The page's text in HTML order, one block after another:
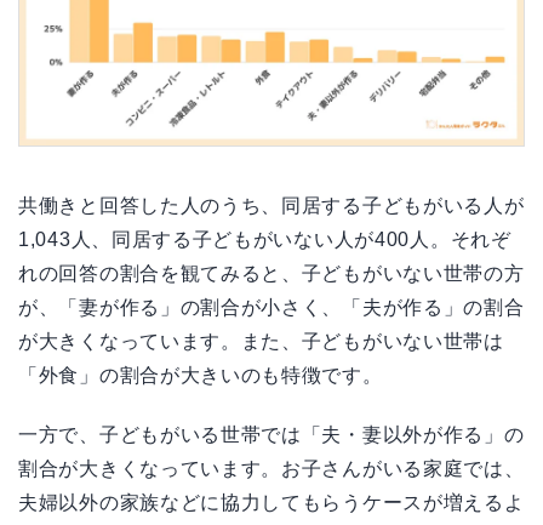
共働きと回答した人のうち、同居する子どもがいる人が
1,043人、同居する子どもがいない人が400人。それぞ
れの回答の割合を観てみると、子どもがいない世帯の方
が、「妻が作る」の割合が小さく、「夫が作る」の割合
が大きくなっています。また、子どもがいない世帯は
「外食」の割合が大きいのも特徴です。
一方で、子どもがいる世帯では「夫・妻以外が作る」の
割合が大きくなっています。お子さんがいる家庭では、
夫婦以外の家族などに協力してもらうケースが増えるよ